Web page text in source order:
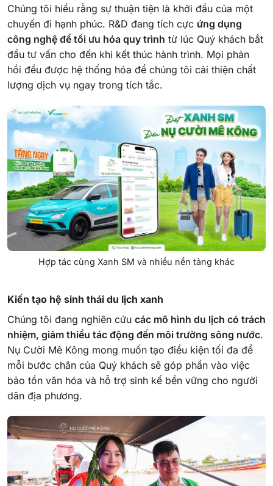
Chúng tôi hiểu rằng sự thuận tiện là khởi đầu của một
chuyến đi hạnh phúc. R&D đang tích cực ứng dụng
công nghệ để tối ưu hóa quy trình từ lúc Quý khách bắt
đầu tư vấn cho đến khi kết thúc hành trình. Mọi phản
hồi đều được hệ thống hóa để chúng tôi cải thiện chất
lượng dịch vụ ngay trong tích tắc.
Hợp tác cùng Xanh SM và nhiều nền tảng khác
Kiến tạo hệ sinh thái du lịch xanh
Chúng tôi đang nghiên cứu các mô hình du lịch có trách
nhiệm, giảm thiểu tác động đến môi trường sông nước.
Nụ Cười Mê Kông mong muốn tạo điều kiện tối đa để
mỗi bước chân của Quý khách sẽ góp phần vào việc
bảo tồn văn hóa và hỗ trợ sinh kế bền vững cho người
dân địa phương.